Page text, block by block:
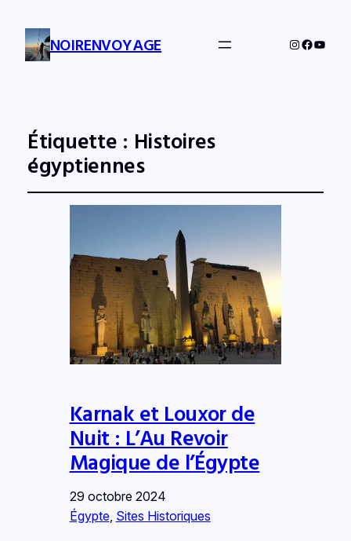
NOIRENVOYAGE Instagram
Étiquette : Histoires
égyptiennes
Karnak et Louxor de
Nuit : L’Au Revoir
Magique de l’Égypte
29 octobre 2024
Égypte, Sites Historiques